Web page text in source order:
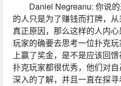
Daniel Negreanu: 你说
的人只是为了赚钱而打牌，
真正原因，那么这样的人内
玩家的确要去思考一位扑克
上赢了奖金，是不是应该回
扑克玩家都很优秀，他们对
深入的了解，并且一直在探寻